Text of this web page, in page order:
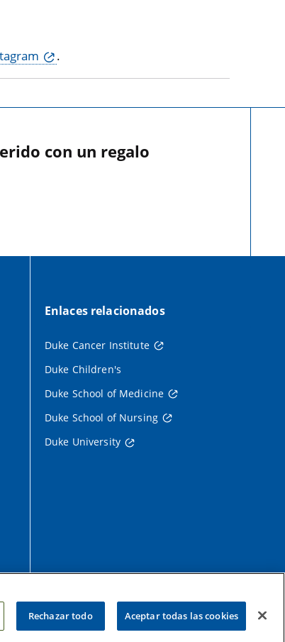
.
con un regalo
Enlaces relacionados
Duke Cancer Institute
Duke Children's
Duke School of Medicine
Duke School of Nursing
Duke University
Rechazar todo Aceptar todas las cookies